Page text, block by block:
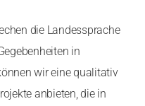
die Landessprache
in
wir eine qualitativ
anbieten, die in